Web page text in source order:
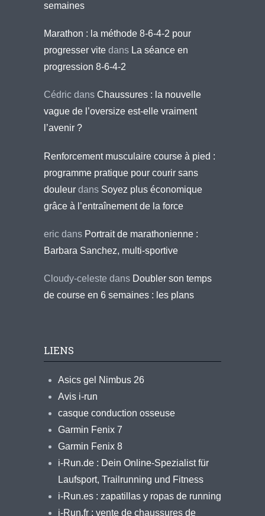
semaines
Marathon : la méthode 8-6-4-2 pour
progresser vite dans La séance en
progression 8-6-4-2
Cédric dans Chaussures : la nouvelle
vague de l’oversize est-elle vraiment
l’avenir ?
Renforcement musculaire course à pied :
programme pratique pour courir sans
douleur dans Soyez plus économique
grâce à l’entraînement de la force
eric dans Portrait de marathonienne :
Barbara Sanchez, multi-sportive
Cloudy-celeste dans Doubler son temps
de course en 6 semaines : les plans
LIENS
Asics gel Nimbus 26
Avis i-run
casque conduction osseuse
Garmin Fenix 7
Garmin Fenix 8
i-Run.de : Dein Online-Spezialist für
Laufsport, Trailrunning und Fitness
i-Run.es : zapatillas y ropas de running
i-Run.fr : vente de chaussures de